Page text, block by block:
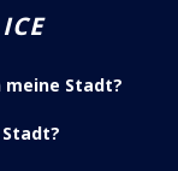
meine Stadt?